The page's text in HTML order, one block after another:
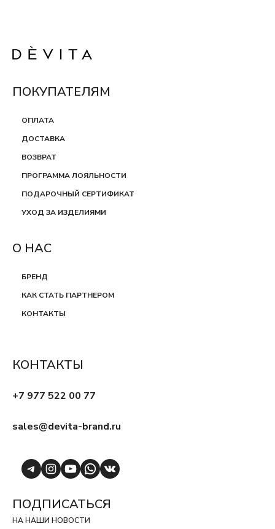
ПОКУПАТЕЛЯМ
ОПЛАТА
ДОСТАВКА
ВОЗВРАТ
ПРОГРАММА ЛОЯЛЬНОСТИ
ПОДАРОЧНЫЙ СЕРТИФИКАТ
УХОД ЗА ИЗДЕЛИЯМИ
О НАС
БРЕНД
КАК СТАТЬ ПАРТНЕРОМ
КОНТАКТЫ
КОНТАКТЫ
+7 977 522 00 77
sales@devita-brand.ru
Telegram
Instagram
YouTube
WhatsApp
VK
ПОДПИСАТЬСЯ
НА НАШИ НОВОСТИ